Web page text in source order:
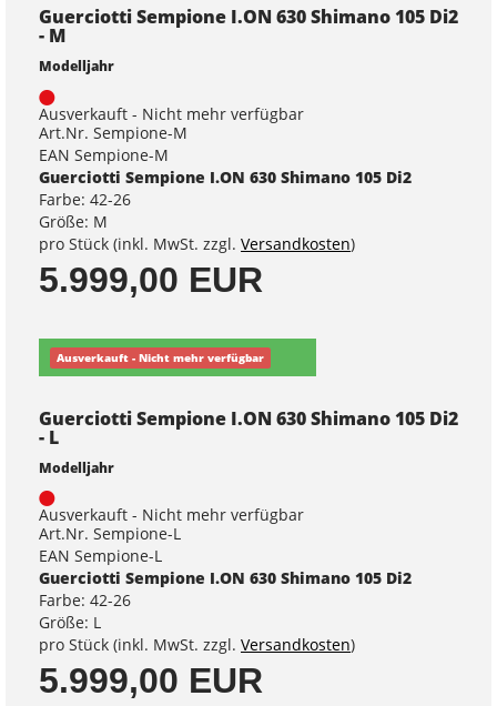
Guerciotti Sempione I.ON 630 Shimano 105 Di2
- M
Modelljahr
Ausverkauft - Nicht mehr verfügbar
Art.Nr. Sempione-M
EAN Sempione-M
Guerciotti Sempione I.ON 630 Shimano 105 Di2
Farbe: 42-26
Größe: M
pro Stück (inkl. MwSt. zzgl. Versandkosten)
5.999,00 EUR
Ausverkauft - Nicht mehr verfügbar
Guerciotti Sempione I.ON 630 Shimano 105 Di2
- L
Modelljahr
Ausverkauft - Nicht mehr verfügbar
Art.Nr. Sempione-L
EAN Sempione-L
Guerciotti Sempione I.ON 630 Shimano 105 Di2
Farbe: 42-26
Größe: L
pro Stück (inkl. MwSt. zzgl. Versandkosten)
5.999,00 EUR